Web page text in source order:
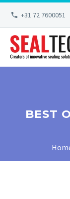
+31 72 7600051
BEST